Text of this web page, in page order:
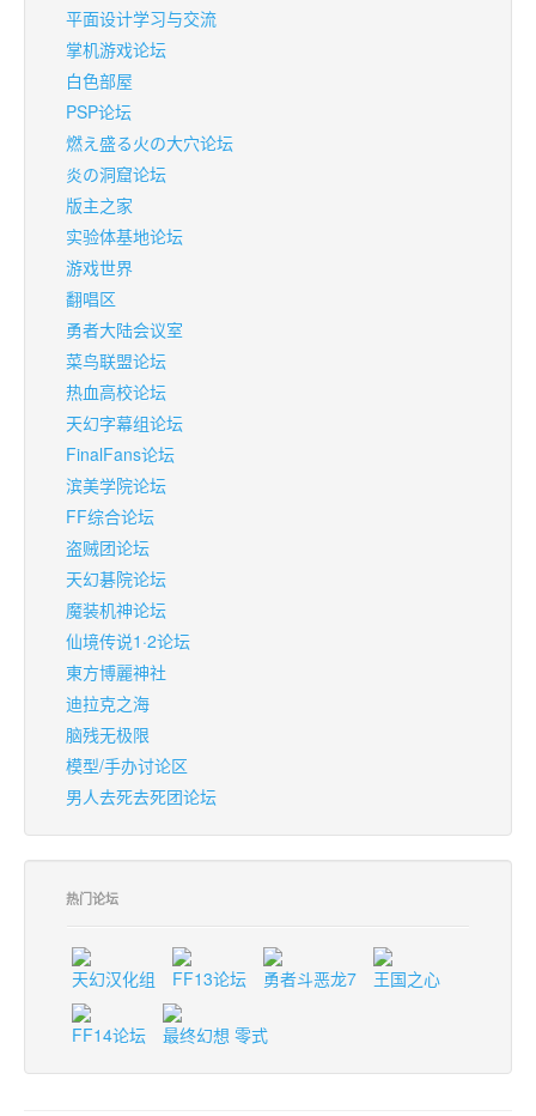
平面设计学习与交流
掌机游戏论坛
白色部屋
PSP论坛
燃え盛る火の大穴论坛
炎の洞窟论坛
版主之家
实验体基地论坛
游戏世界
翻唱区
勇者大陆会议室
菜鸟联盟论坛
热血高校论坛
天幻字幕组论坛
FinalFans论坛
滨美学院论坛
FF综合论坛
盗贼团论坛
天幻碁院论坛
魔装机神论坛
仙境传说1·2论坛
東方博麗神社
迪拉克之海
脑残无极限
模型/手办讨论区
男人去死去死团论坛
热门论坛
天幻汉化组 FF13论坛 勇者斗恶龙7 王国之心
FF14论坛 最终幻想 零式